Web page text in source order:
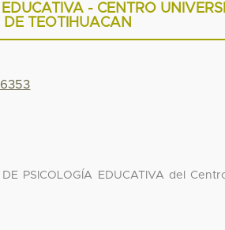
- CENTRO
DE TEOTIHUACAN
PSICOLOGÍA EDUCATIVA del